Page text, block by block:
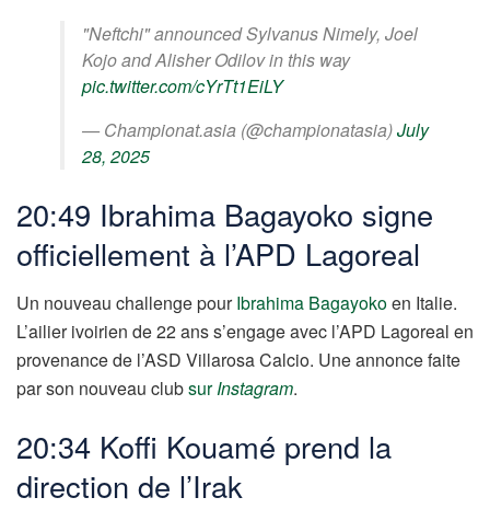
"Neftchi" announced Sylvanus Nimely, Joel
Kojo and Alisher Odilov in this way
pic.twitter.com/cYrTt1EiLY
— Championat.asia (@championatasia)July
28, 2025
20:49 Ibrahima Bagayoko signe
officiellement à l’APD Lagoreal
Un nouveau challenge pourIbrahima Bagayokoen Italie.
L’ailier ivoirien de 22 ans s’engage avec l’APD Lagoreal en
provenance de l’ASD Villarosa Calcio. Une annonce faite
par son nouveau clubsurInstagram.
20:34 Koffi Kouamé prend la
direction de l’Irak